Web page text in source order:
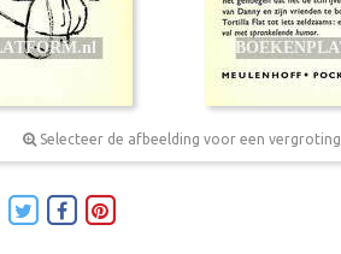
Selecteer de afbeelding voor een vergroting